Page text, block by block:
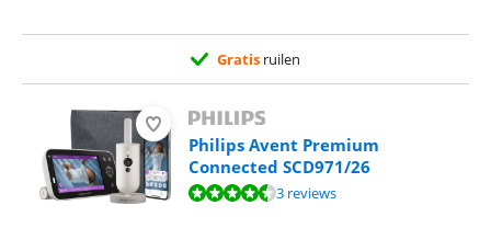
Gratis ruilen
Philips Avent Premium
Connected SCD971/26
Beoordeling is 8,9 van de 10, gebaseerd op 3 reviews.
3 reviews